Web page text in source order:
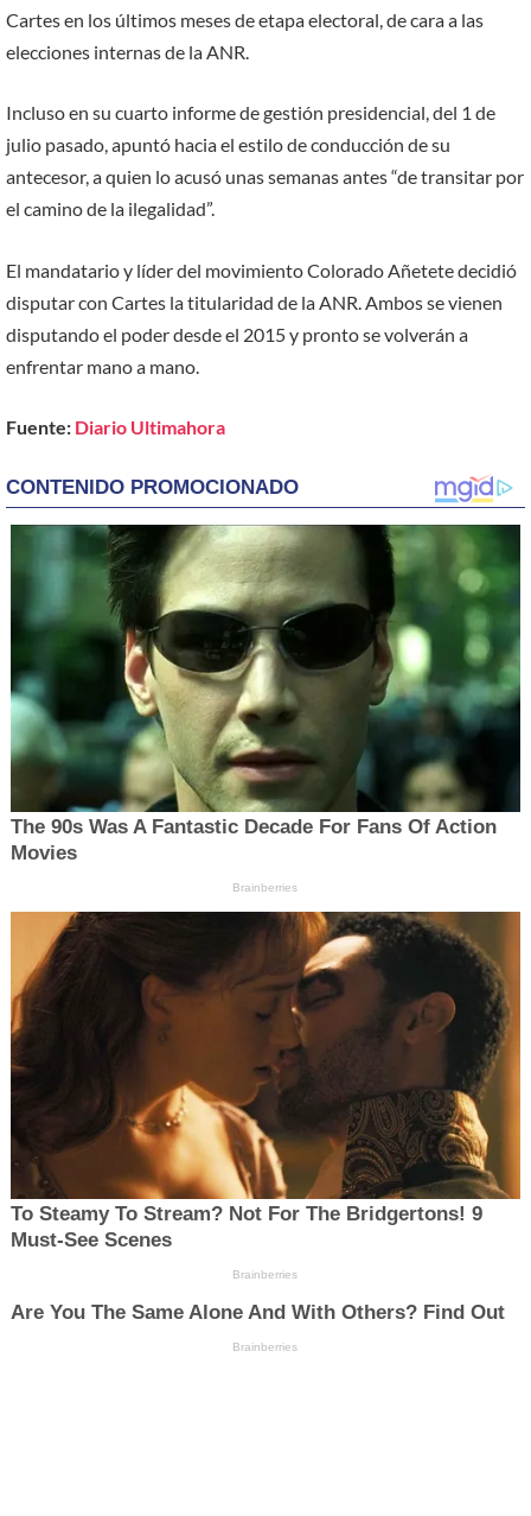
Cartes en los últimos meses de etapa electoral, de cara a las
elecciones internas de la ANR.
Incluso en su cuarto informe de gestión presidencial, del 1 de
julio pasado, apuntó hacia el estilo de conducción de su
antecesor, a quien lo acusó unas semanas antes “de transitar por
el camino de la ilegalidad”.
El mandatario y líder del movimiento Colorado Añetete decidió
disputar con Cartes la titularidad de la ANR. Ambos se vienen
disputando el poder desde el 2015 y pronto se volverán a
enfrentar mano a mano.
Fuente: Diario Ultimahora